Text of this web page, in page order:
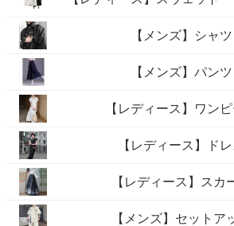
【メンズ】シャツ
【メンズ】パンツ
【レディース】ワン
【レディース】ドレ
【レディース】スカ
【メンズ】セットア